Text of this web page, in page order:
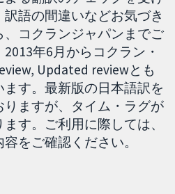
語の間違いなどお気づき
コクランジャパンまでご
年6月からコクラン・
Updated reviewとも
す。最新版の日本語訳を
ますが、タイム・ラグが
す。ご利用に際しては、
をご確認ください。